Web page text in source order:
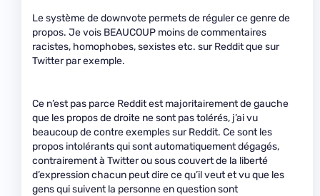
Le système de downvote permets de réguler ce genre de
propos. Je vois BEAUCOUP moins de commentaires
racistes, homophobes, sexistes etc. sur Reddit que sur
Twitter par exemple.
Ce n’est pas parce Reddit est majoritairement de gauche
que les propos de droite ne sont pas tolérés, j’ai vu
beaucoup de contre exemples sur Reddit. Ce sont les
propos intolérants qui sont automatiquement dégagés,
contrairement à Twitter ou sous couvert de la liberté
d’expression chacun peut dire ce qu’il veut et vu que les
gens qui suivent la personne en question sont